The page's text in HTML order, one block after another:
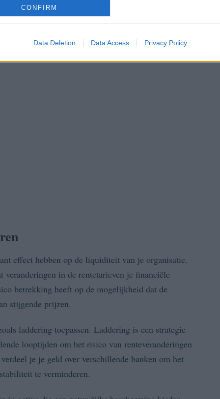
CONFIRM
Data Deletion Data Access Privacy Policy
ervoor dat je organisatie voldoende tijd heeft om te
zonder dat je liquiditeit in gevaar komt.
effect hebben op de liquiditeit van je organisatie.
in de rentetarieven je financiële
betrekking heeft op de mogelijkheid dat de
stijgende prijzen.
laddering toepassen. Laddering is een strategie
looptijden om het risico van renteveranderingen
je je geld over verschillende banken om het
te verminderen.